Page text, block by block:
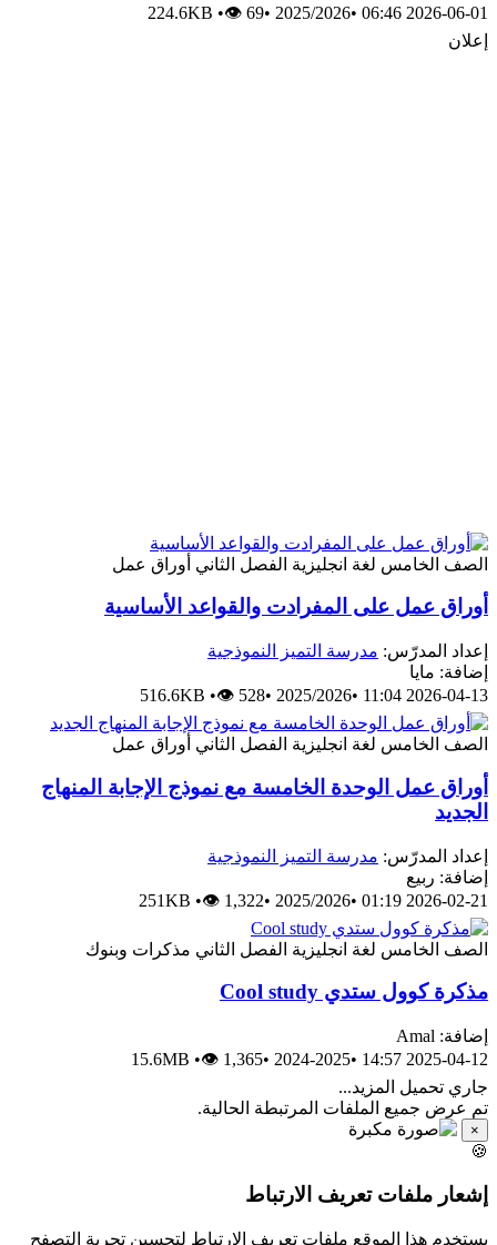
2026-06-01 06:46
•
2025/2026
•
224.6KB •👁 69
إعلان
الصف الخامس لغة انجليزية الفصل الثاني أوراق عمل
أوراق عمل على المفرادت والقواعد الأساسية
إعداد المدرّس: مدرسة التميز النموذجية
إضافة: مايا
2026-04-13 11:04
•
2025/2026
•
516.6KB •👁 528
الصف الخامس لغة انجليزية الفصل الثاني أوراق عمل
أوراق عمل الوحدة الخامسة مع نموذج الإجابة المنهاج
الجديد
إعداد المدرّس: مدرسة التميز النموذجية
إضافة: ربيع
2026-02-21 01:19
•
2025/2026
•
251KB •👁 1,322
الصف الخامس لغة انجليزية الفصل الثاني مذكرات وبنوك
مذكرة كوول ستدي Cool study
إضافة: Amal
2025-04-12 14:57
•
2024-2025
•
15.6MB •👁 1,365
جاري تحميل المزيد...
تم عرض جميع الملفات المرتبطة الحالية.
×
🍪
إشعار ملفات تعريف الارتباط
يستخدم هذا الموقع ملفات تعريف الارتباط لتحسين تجربة التصفح